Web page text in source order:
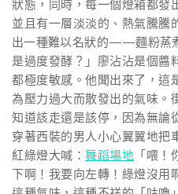
狀態，同時，每一個燈箱都發
並且有一層淡淡的、熱氣騰騰
出一種難以名狀的——麵粉蒸
是過度發酵？」廖沾沾是個醬
都極度敏感。他聞出來了，這
為壓力過大而散發出的氣味。
知道該走還是該停，因為無論
穿著西裝的男人小心翼翼地把
紅綠燈大喊： 舞蹈場地 「喂
下啊！我要向左轉！綠燈沒用